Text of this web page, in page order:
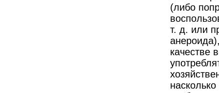
(либо
т. д. или
качестве